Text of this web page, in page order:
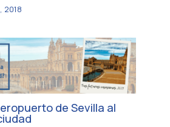
2018
de Sevilla al